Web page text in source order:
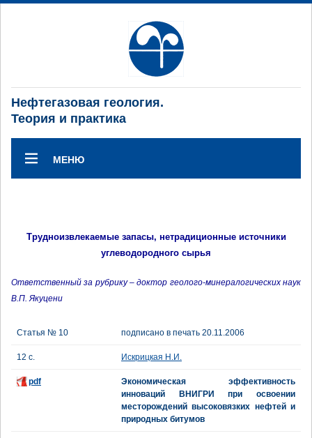
Нефтегазовая геология.
Теория и практика
МЕНЮ
Трудноизвлекаемые запасы, нетрадиционные источники
углеводородного сырья
Ответственный за рубрику – доктор геолого-минералогических наук
В.П. Якуцени
Статья № 10 подписано в печать 20.11.2006
12 с. Искрицкая Н.И.
pdf
Экономическая эффективность
инноваций ВНИГРИ при освоении
месторождений высоковязких нефтей и
природных битумов